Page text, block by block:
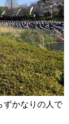
ずかなりの人で